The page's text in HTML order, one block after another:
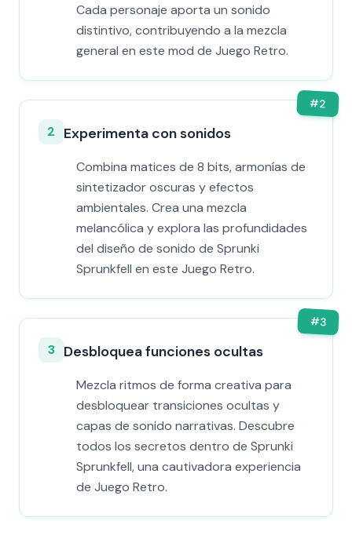
Cada personaje aporta un sonido
distintivo, contribuyendo a la mezcla
general en este mod de Juego Retro.
#2
2 Experimenta con sonidos
Combina matices de 8 bits, armonías de
sintetizador oscuras y efectos
ambientales. Crea una mezcla
melancólica y explora las profundidades
del diseño de sonido de Sprunki
Sprunkfell en este Juego Retro.
#3
3 Desbloquea funciones ocultas
Mezcla ritmos de forma creativa para
desbloquear transiciones ocultas y
capas de sonido narrativas. Descubre
todos los secretos dentro de Sprunki
Sprunkfell, una cautivadora experiencia
de Juego Retro.